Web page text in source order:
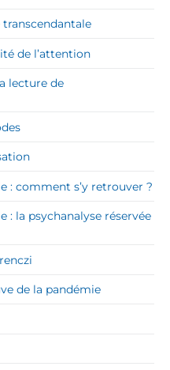
de l’attention
lecture de
: comment s’y retrouver ?
: la psychanalyse réservée
de la pandémie